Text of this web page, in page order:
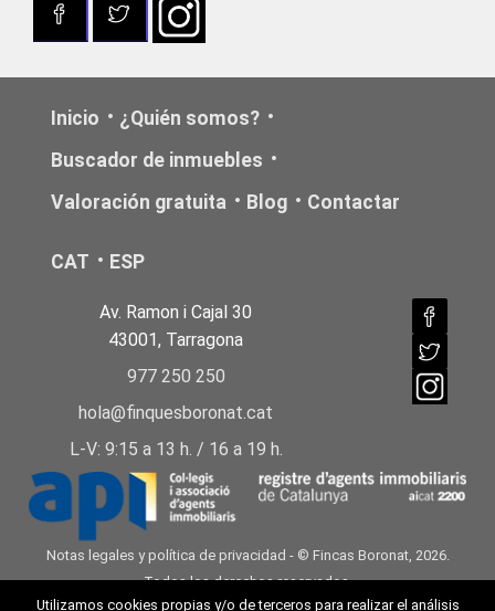
Inicio
¿Quién somos?
Buscador de inmuebles
Valoración gratuita
Blog Contactar
CAT ESP
Av. Ramon i Cajal 30
43001, Tarragona
977 250 250
hola@finquesboronat.cat
L-V: 9:15 a 13 h. / 16 a 19 h.
Notas legales y política de privacidad - © Fincas Boronat, 2026.
Todos los derechos reservados.
Utilizamos cookies propias y/o de terceros para realizar el análisis